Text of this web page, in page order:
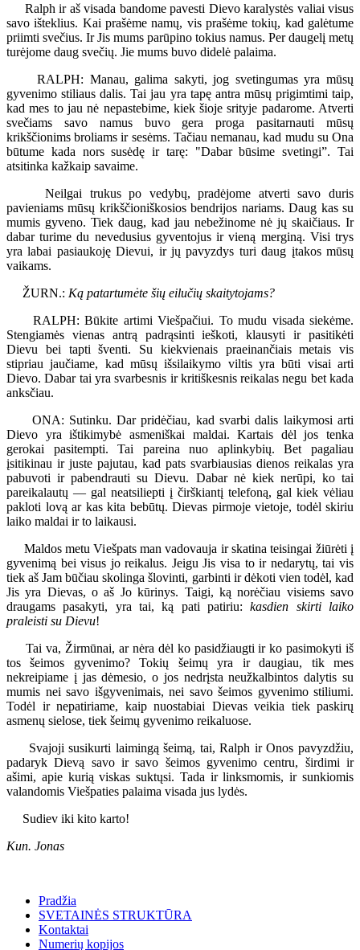
Ralph ir aš visada bandome pavesti Dievo karalystės valiai visus
savo išteklius. Kai prašėme namų, vis prašėme tokių, kad galėtume
priimti svečius. Ir Jis mums parūpino tokius namus. Per daugelį metų
turėjome daug svečių. Jie mums buvo didelė palaima.
RALPH: Manau, galima sakyti, jog svetingumas yra mūsų
gyvenimo stiliaus dalis. Tai jau yra tapę antra mūsų prigimtimi taip,
kad mes to jau nė nepastebime, kiek šioje srityje padarome. Atverti
svečiams savo namus buvo gera proga pasitarnauti mūsų
krikščionims broliams ir sesėms. Tačiau nemanau, kad mudu su Ona
būtume kada nors susėdę ir tarę: "Dabar būsime svetingi”. Tai
atsitinka kažkaip savaime.
Neilgai trukus po vedybų, pradėjome atverti savo duris
pavieniams mūsų krikščioniškosios bendrijos nariams. Daug kas su
mumis gyveno. Tiek daug, kad jau nebežinome nė jų skaičiaus. Ir
dabar turime du nevedusius gyventojus ir vieną merginą. Visi trys
yra labai pasiaukoję Dievui, ir jų pavyzdys turi daug įtakos mūsų
vaikams.
ŽURN.: Ką patartumėte šių eilučių skaitytojams?
RALPH: Būkite artimi Viešpačiui. To mudu visada siekėme.
Stengiamės vienas antrą padrąsinti ieškoti, klausyti ir pasitikėti
Dievu bei tapti šventi. Su kiekvienais praeinančiais metais vis
stipriau jaučiame, kad mūsų išsilaikymo viltis yra būti visai arti
Dievo. Dabar tai yra svarbesnis ir kritiškesnis reikalas negu bet kada
anksčiau.
ONA: Sutinku. Dar pridėčiau, kad svarbi dalis laikymosi arti
Dievo yra ištikimybė asmeniškai maldai. Kartais dėl jos tenka
gerokai pasitempti. Tai pareina nuo aplinkybių. Bet pagaliau
įsitikinau ir juste pajutau, kad pats svarbiausias dienos reikalas yra
pabuvoti ir pabendrauti su Dievu. Dabar nė kiek nerūpi, ko tai
pareikalautų — gal neatsiliepti į čirškiantį telefoną, gal kiek vėliau
pakloti lovą ar kas kita bebūtų. Dievas pirmoje vietoje, todėl skiriu
laiko maldai ir to laikausi.
Maldos metu Viešpats man vadovauja ir skatina teisingai žiūrėti į
gyvenimą bei visus jo reikalus. Jeigu Jis visa to ir nedarytų, tai vis
tiek aš Jam būčiau skolinga šlovinti, garbinti ir dėkoti vien todėl, kad
Jis yra Dievas, o aš Jo kūrinys. Taigi, ką norėčiau visiems savo
draugams pasakyti, yra tai, ką pati patiriu:kasdien skirti laiko
praleisti su Dievu!
Tai va, Žirmūnai, ar nėra dėl ko pasidžiaugti ir ko pasimokyti iš
tos šeimos gyvenimo? Tokių šeimų yra ir daugiau, tik mes
nekreipiame į jas dėmesio, o jos nedrįsta neužkalbintos dalytis su
mumis nei savo išgyvenimais, nei savo šeimos gyvenimo stiliumi.
Todėl ir nepatiriame, kaip nuostabiai Dievas veikia tiek paskirų
asmenų sielose, tiek šeimų gyvenimo reikaluose.
Svajoji susikurti laimingą šeimą, tai, Ralph ir Onos pavyzdžiu,
padaryk Dievą savo ir savo šeimos gyvenimo centru, širdimi ir
ašimi, apie kurią viskas suktųsi. Tada ir linksmomis, ir sunkiomis
valandomis Viešpaties palaima visada jus lydės.
Sudiev iki kito karto!
Kun. Jonas
Pradžia
SVETAINĖS STRUKTŪRA
Kontaktai
Numerių kopijos